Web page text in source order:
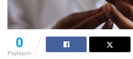
0
Paylaşım